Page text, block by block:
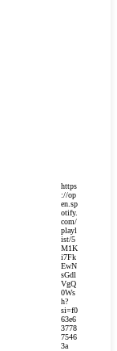
https
://op
en.sp
otify.
com/
playl
ist/5
M1K
i7Fk
EwN
sGdl
VgQ
0Ws
h?
si=f0
63e6
3778
7546
3a